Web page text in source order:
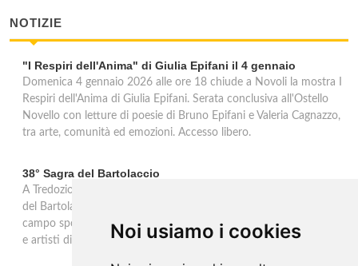
Noi usiamo i cookies
NOTIZIE
"I Respiri dell'Anima" di Giulia Epifani il 4 gennaio
Domenica 4 gennaio 2026 alle ore 18 chiude a Novoli la mostra I
Respiri dell'Anima di Giulia Epifani. Serata conclusiva all'Ostello
Novello con letture di poesie di Bruno Epifani e Valeria Cagnazzo,
tra arte, comunità ed emozioni. Accesso libero.
38° Sagra del Bartolaccio
A Tredozio, borgo dell’Appennino Tosco-Romagnolo, la 38ª Sagra
del Bartolaccio anima le domeniche 2 e 9 novembre 2025: al
campo sportivo cotture alla piastra, stand tipici, mercato, musica
e artisti di strada, ingresso libero per tutta la giornata.